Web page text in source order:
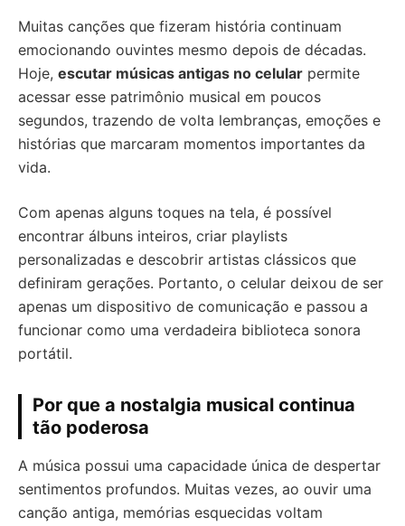
Muitas canções que fizeram história continuam
emocionando ouvintes mesmo depois de décadas.
Hoje, escutar músicas antigas no celular permite
acessar esse patrimônio musical em poucos
segundos, trazendo de volta lembranças, emoções e
histórias que marcaram momentos importantes da
vida.
Com apenas alguns toques na tela, é possível
encontrar álbuns inteiros, criar playlists
personalizadas e descobrir artistas clássicos que
definiram gerações. Portanto, o celular deixou de ser
apenas um dispositivo de comunicação e passou a
funcionar como uma verdadeira biblioteca sonora
portátil.
Por que a nostalgia musical continua
tão poderosa
A música possui uma capacidade única de despertar
sentimentos profundos. Muitas vezes, ao ouvir uma
canção antiga, memórias esquecidas voltam